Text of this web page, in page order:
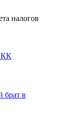
налогов
КК
брат в